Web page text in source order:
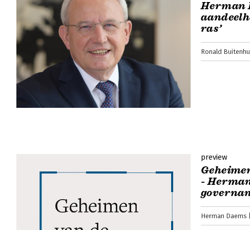
Herman
ras’
Ronald
preview
-
Herman Daems